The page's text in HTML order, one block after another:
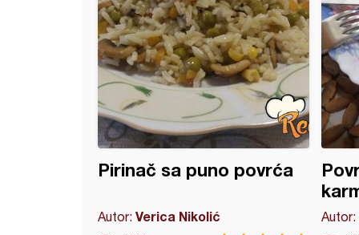
Pirinač sa puno povrća
Autor: Verica Nikolić Autor: